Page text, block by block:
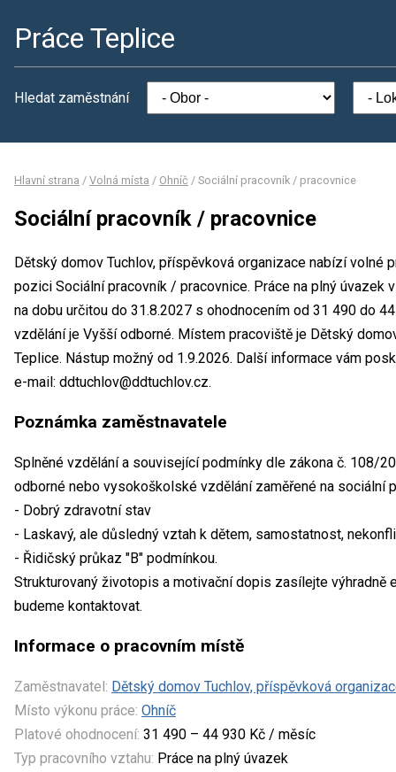
Práce Teplice
Hledat zaměstnání
Hlavní strana / Volná místa / Ohníč / Sociální pracovník / pracovnice
Sociální pracovník / pracovnice
Dětský domov Tuchlov, příspěvková organizace nabízí volné
pozici Sociální pracovník / pracovnice. Práce na plný úvazek
na dobu určitou do 31.8.2027 s ohodnocením od 31 490 do
vzdělání je Vyšší odborné. Místem pracoviště je Dětský
Teplice. Nástup možný od 1.9.2026. Další informace vám
e-mail: ddtuchlov@ddtuchlov.cz.
Poznámka zaměstnavatele
Splněné vzdělání a související podmínky dle zákona č. 108/
odborné nebo vysokoškolské vzdělání zaměřené na sociální
- Dobrý zdravotní stav
- Laskavý, ale důsledný vztah k dětem, samostatnost,
- Řidičský průkaz "B" podmínkou.
Strukturovaný životopis a motivační dopis zasílejte výhradně
budeme kontaktovat.
Informace o pracovním místě
Zaměstnavatel: Dětský domov Tuchlov, příspěvková
Místo výkonu práce: Ohníč
Platové ohodnocení: 31 490 – 44 930 Kč / měsíc
Typ pracovního vztahu: Práce na plný úvazek